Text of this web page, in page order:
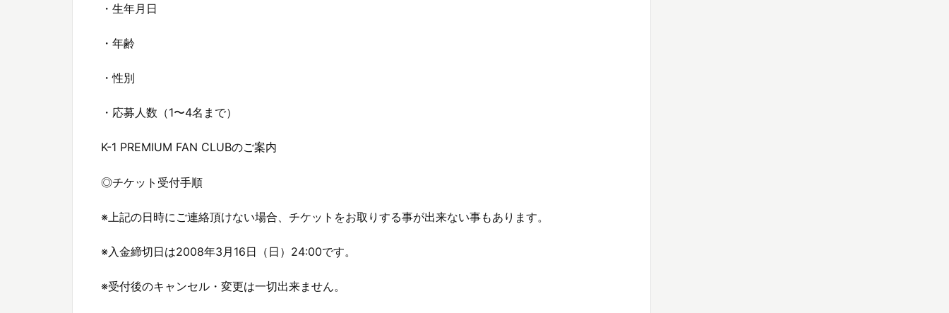
・生年月日
・年齢
・性別
・応募人数（1〜4名まで）
K-1 PREMIUM FAN CLUBのご案内
◎チケット受付手順
※上記の日時にご連絡頂けない場合、チケットをお取りする事が出来ない事もあります。
※入金締切日は2008年3月16日（日）24:00です。
※受付後のキャンセル・変更は一切出来ません。